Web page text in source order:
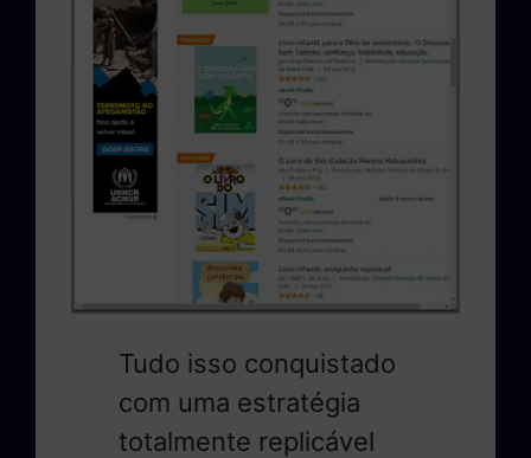
Tudo isso conquistado
com uma estratégia
totalmente replicável